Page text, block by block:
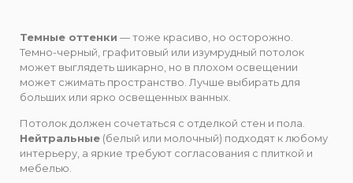
Темные оттенки — тоже красиво, но осторожно.
Темно-черный, графитовый или изумрудный потолок
может выглядеть шикарно, но в плохом освещении
может сжимать пространство. Лучше выбирать для
больших или ярко освещенных ванных.
Потолок должен сочетаться с отделкой стен и пола.
Нейтральные (белый или молочный) подходят к любому
интерьеру, а яркие требуют согласования с плиткой и
мебелью.